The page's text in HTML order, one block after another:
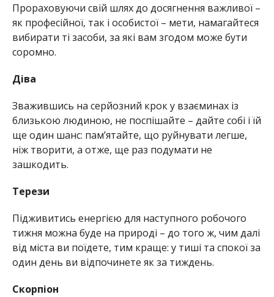
Прораховуючи свій шлях до досягнення важливої –
як професійної, так і особистої – мети, намагайтеся
вибирати ті засоби, за які вам згодом може бути
соромно.
Діва
Зважившись на серйозний крок у взаєминах із
близькою людиною, не поспішайте – дайте собі і їй
ще один шанс: пам’ятайте, що руйнувати легше,
ніж творити, а отже, ще раз подумати не
зашкодить.
Терези
Підживитись енергією для наступного робочого
тижня можна буде на природі – до того ж, чим далі
від міста ви поїдете, тим краще: у тиші та спокої за
один день ви відпочинете як за тиждень.
Скорпіон